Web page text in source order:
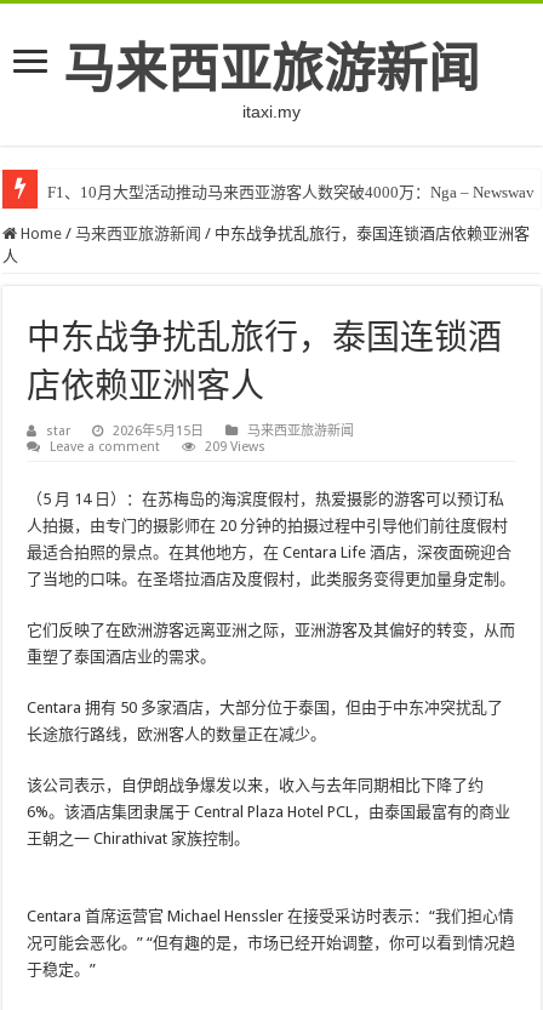
马来西亚旅游新闻
itaxi.my
F1、10月大型活动推动马来西亚游客人数突破4000万：Nga – Newswav
Home / 马来西亚旅游新闻 / 中东战争扰乱旅行，泰国连锁酒店依赖亚洲客
人
中东战争扰乱旅行，泰国连锁酒
店依赖亚洲客人
star 2026年5月15日
马来西亚旅游新闻
Leave a comment
209 Views
（5 月 14 日）：在苏梅岛的海滨度假村，热爱摄影的游客可以预订私
人拍摄，由专门的摄影师在 20 分钟的拍摄过程中引导他们前往度假村
最适合拍照的景点。在其他地方，在 Centara Life 酒店，深夜面碗迎合
了当地的口味。在圣塔拉酒店及度假村，此类服务变得更加量身定制。
它们反映了在欧洲游客远离亚洲之际，亚洲游客及其偏好的转变，从而
重塑了泰国酒店业的需求。
Centara 拥有 50 多家酒店，大部分位于泰国，但由于中东冲突扰乱了
长途旅行路线，欧洲客人的数量正在减少。
该公司表示，自伊朗战争爆发以来，收入与去年同期相比下降了约
6%。该酒店集团隶属于 Central Plaza Hotel PCL，由泰国最富有的商业
王朝之一 Chirathivat 家族控制。
Centara 首席运营官 Michael Henssler 在接受采访时表示：“我们担心情
况可能会恶化。” “但有趣的是，市场已经开始调整，你可以看到情况趋
于稳定。”